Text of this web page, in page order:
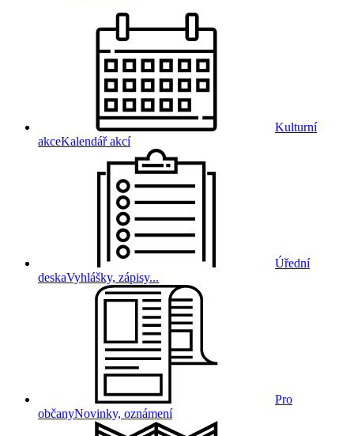
Kulturní
akceKalendář akcí
Úřední
deskaVyhlášky, zápisy...
Pro
občanyNovinky, oznámení